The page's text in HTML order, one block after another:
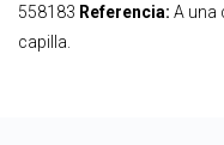
558183 Referencia: A una
capilla.